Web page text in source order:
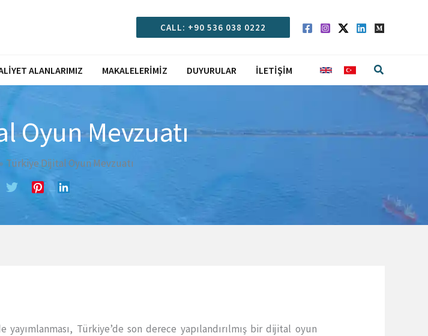
CALL: +90 536 038 0222
ALANLARIMIZ MAKALELERIMIZ DUYURULAR İLETIŞIM Arama
Oyun Mevzuatı
Türkiye Dijital Oyun Mevzuatı
yayımlanması, Türkiye’de son derece yapılandırılmış bir dijital oyun